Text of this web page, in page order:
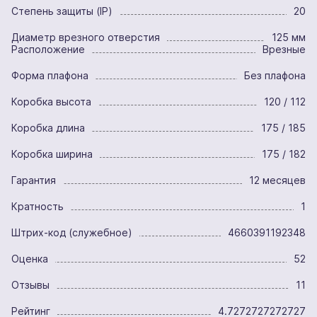
Степень защиты (IP) 20
Диаметр врезного отверстия
125 мм
Расположение
Врезные
Форма плафона Без плафона
Коробка высота 120 / 112
Коробка длина 175 / 185
Коробка ширина 175 / 182
Гарантия 12 месяцев
Кратность 1
Штрих-код (служебное) 4660391192348
Оценка 52
Отзывы 11
Рейтинг 4.7272727272727